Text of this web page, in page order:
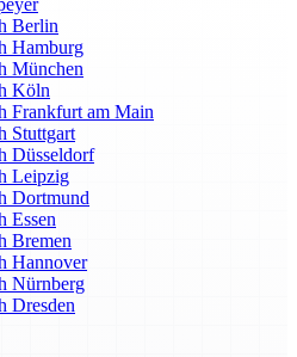
Berlin
Hamburg
München
Köln
Frankfurt am Main
Stuttgart
Düsseldorf
Leipzig
Dortmund
Essen
Bremen
Hannover
Nürnberg
Dresden